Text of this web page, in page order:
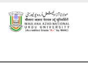
main
content